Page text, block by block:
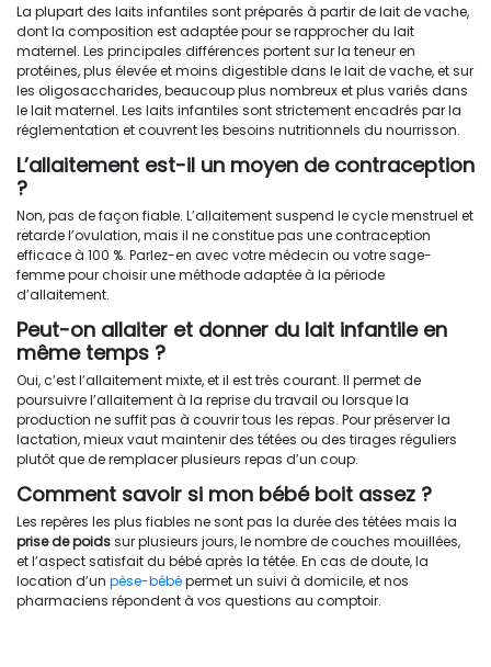
La plupart des laits infantiles sont préparés à partir de lait de vache,
dont la composition est adaptée pour se rapprocher du lait
maternel. Les principales différences portent sur la teneur en
protéines, plus élevée et moins digestible dans le lait de vache, et sur
les oligosaccharides, beaucoup plus nombreux et plus variés dans
le lait maternel. Les laits infantiles sont strictement encadrés par la
réglementation et couvrent les besoins nutritionnels du nourrisson.
L’allaitement est-il un moyen de contraception
?
Non, pas de façon fiable. L’allaitement suspend le cycle menstruel et
retarde l’ovulation, mais il ne constitue pas une contraception
efficace à 100 %. Parlez-en avec votre médecin ou votre sage-
femme pour choisir une méthode adaptée à la période
d’allaitement.
Peut-on allaiter et donner du lait infantile en
même temps ?
Oui, c’est l’allaitement mixte, et il est très courant. Il permet de
poursuivre l’allaitement à la reprise du travail ou lorsque la
production ne suffit pas à couvrir tous les repas. Pour préserver la
lactation, mieux vaut maintenir des tétées ou des tirages réguliers
plutôt que de remplacer plusieurs repas d’un coup.
Comment savoir si mon bébé boit assez ?
Les repères les plus fiables ne sont pas la durée des tétées mais la
prise de poidssur plusieurs jours, le nombre de couches mouillées,
et l’aspect satisfait du bébé après la tétée. En cas de doute, la
location d’un pèse-bébépermet un suivi à domicile, et nos
pharmaciens répondent à vos questions au comptoir.